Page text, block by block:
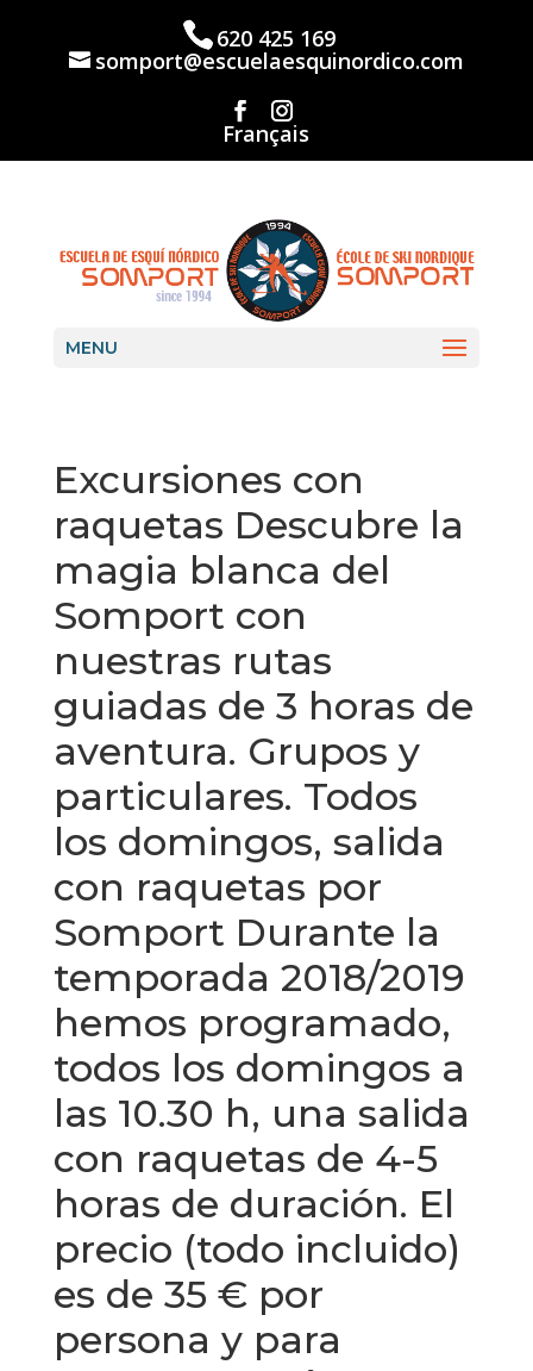
620 425 169
somport@escuelaesquinordico.com
Français
MENU
Excursiones con
raquetas Descubre la
magia blanca del
Somport con
nuestras rutas
guiadas de 3 horas de
aventura. Grupos y
particulares. Todos
los domingos, salida
con raquetas por
Somport Durante la
temporada 2018/2019
hemos programado,
todos los domingos a
las 10.30 h, una salida
con raquetas de 4-5
horas de duración. El
precio (todo incluido)
es de 35 € por
persona y para